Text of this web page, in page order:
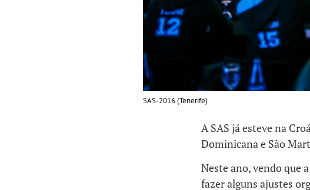
SAS-2016 (Tenerife)
A SAS já esteve na
Dominicana e São
Neste ano, vendo que
fazer alguns ajustes